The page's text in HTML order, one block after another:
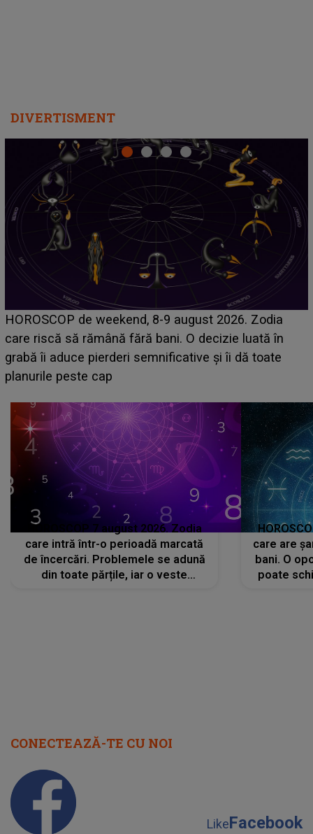
DIVERTISMENT
Emanuel a ținut ACEST DETALIU ASCUNS până
acum! În fața Alexandrei, concurentul din Casa Iubirii
face o MĂRTURISIRE NEAȘTEPTATĂ despre mama
sa: "I-am spus și ei în față, eu nu te iubesc pentru
HOROSCOP 7 august 2026. Zodia
care intră într-o perioadă marcată
de încercări. Problemele se adună
din toate părțile, iar o veste
care are
bani. O
poate
CONECTEAZĂ-TE CU NOI
LikeFacebook